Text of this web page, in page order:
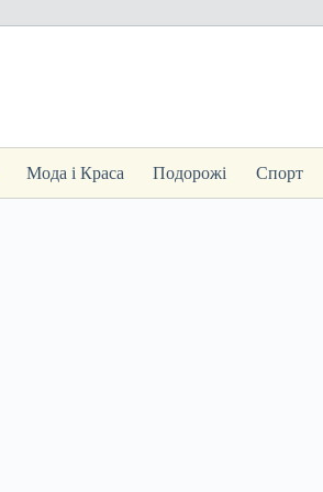
Мода і Краса Подорожі Спорт